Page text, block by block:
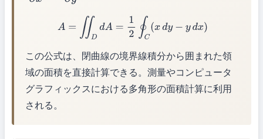
A = D dA=1 2∮ C(x dy−yd
この公式は、閉曲線の境界線積分から囲まれた領
域の面積を直接計算できる。測量やコンピュータ
グラフィックスにおける多角形の面積計算に利用
される。